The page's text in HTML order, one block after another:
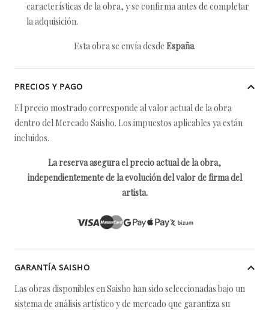
características de la obra, y se confirma antes de completar
la adquisición.
Esta obra se envía desde España.
PRECIOS Y PAGO
El precio mostrado corresponde al valor actual de la obra
dentro del Mercado Saisho. Los impuestos aplicables ya están
incluidos.
La reserva asegura el precio actual de la obra,
independientemente de la evolución del valor de firma del
artista.
GARANTÍA SAISHO
Las obras disponibles en Saisho han sido seleccionadas bajo un
sistema de análisis artístico y de mercado que garantiza su